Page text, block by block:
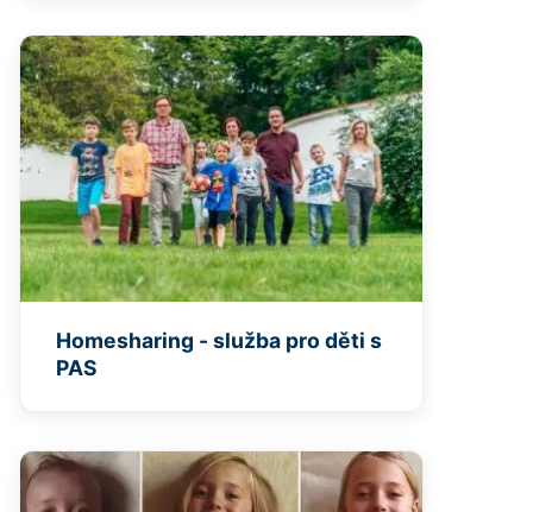
Homesharing - služba pro děti s
PAS